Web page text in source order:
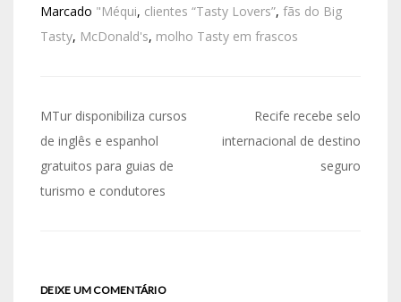
Marcado "Méqui, clientes “Tasty Lovers”, fãs do Big
Tasty, McDonald's, molho Tasty em frascos
MTur disponibiliza cursos
de inglês e espanhol
gratuitos para guias de
turismo e condutores
Recife recebe selo
internacional de destino
seguro
DEIXE UM COMENTÁRIO